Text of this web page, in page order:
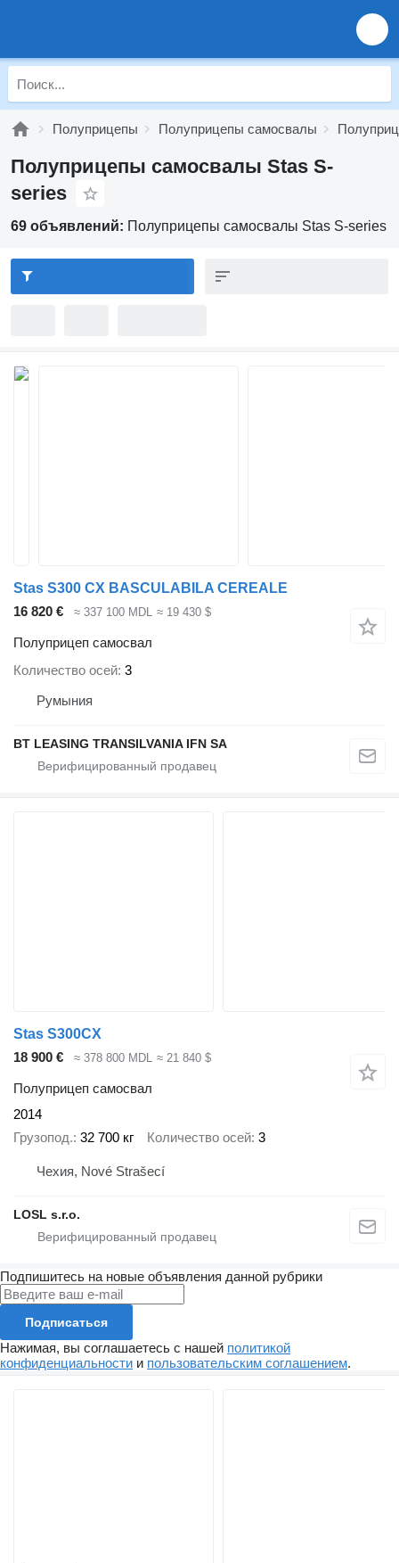
Полуприцепы Полуприцепы самосвалы
Полуприцепы самосвалы Stas S-
series
69 объявлений: Полуприцепы самосвалы Stas S-series
Stas S300 CX BASCULABILA CEREALE
16 820 €
≈ 337 100 MDL ≈ 19 430 $
Полуприцеп самосвал
Количество осей 3
Румыния
BT LEASING TRANSILVANIA IFN SA
Stas S300CX
18 900 €
≈ 378 800 MDL ≈ 21 840 $
Полуприцеп самосвал
2014
Грузопод. 32 700 кг Количество осей 3
Чехия, Nové Strašecí
LOSL s.r.o.
Подпишитесь на новые объявления данной рубрики
Подписаться
Нажимая, вы соглашаетесь с нашей политикой
конфиденциальности и пользовательским соглашением.